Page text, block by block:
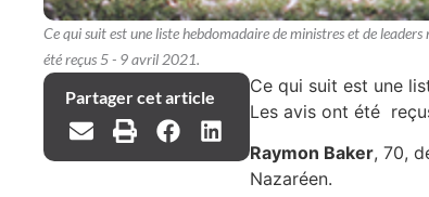
Ce qui suit est une liste hebdomadaire de ministres et de
été reçus 5 - 9 avril 2021.
Partager cet article
Ce qui suit est une
Les avis ont été
Raymon Baker, 70,
Nazaréen.